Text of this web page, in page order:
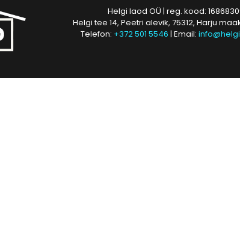
Helgi laod OÜ | reg. kood:
Helgi tee 14, Peetri alevik, 75312, Harju
Telefon: +372 501 5546 | Email: